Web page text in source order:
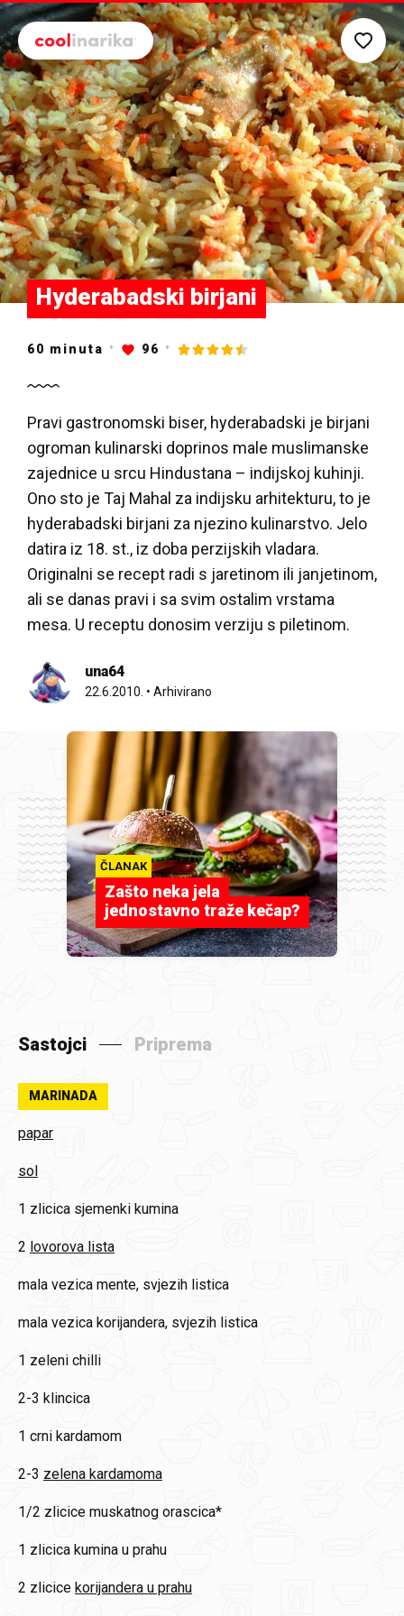
Preskoči na glavni sadržaj
Hyderabadski birjani
60 minuta 96
Pravi gastronomski biser, hyderabadski je birjani
ogroman kulinarski doprinos male muslimanske
zajednice u srcu Hindustana – indijskoj kuhinji.
Ono sto je Taj Mahal za indijsku arhitekturu, to je
hyderabadski birjani za njezino kulinarstvo. Jelo
datira iz 18. st., iz doba perzijskih vladara.
Originalni se recept radi s jaretinom ili janjetinom,
ali se danas pravi i sa svim ostalim vrstama
mesa. U receptu donosim verziju s piletinom.
una64
22.6.2010. • Arhivirano
ČLANAK
Zašto neka jela
jednostavno traže kečap?
Sastojci Priprema
MARINADA
papar
sol
1 zlicica sjemenki kumina
2 lovorova lista
mala vezica mente, svjezih listica
mala vezica korijandera, svjezih listica
1 zeleni chilli
2-3 klincica
1 crni kardamom
2-3 zelena kardamoma
1/2 zlicice muskatnog orascica*
1 zlicica kumina u prahu
2 zlicice korijandera u prahu